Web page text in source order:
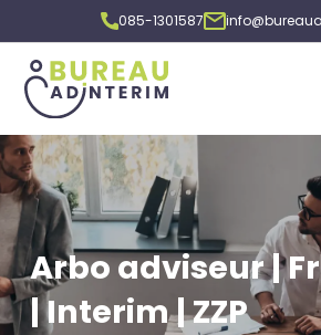
085-1301587
Arbo adviseur |
| Interim | ZZP